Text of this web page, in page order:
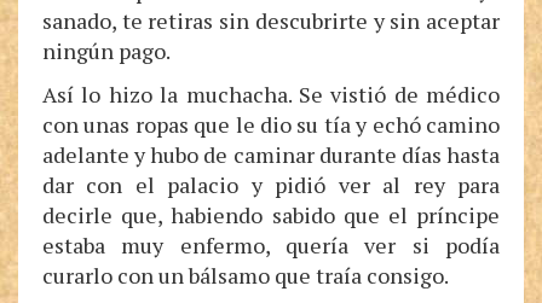
sanado, te retiras sin descubrirte y sin aceptar
ningún pago.
Así lo hizo la muchacha. Se vistió de médico
con unas ropas que le dio su tía y echó camino
adelante y hubo de caminar durante días hasta
dar con el palacio y pidió ver al rey para
decirle que, habiendo sabido que el príncipe
estaba muy enfermo, quería ver si podía
curarlo con un bálsamo que traía consigo.